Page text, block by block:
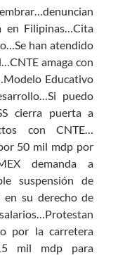
en Filipinas…Cita
han atendido
amaga con
Educativo
puedo
cierra puerta a
con CNTE…
50 mil mdp por
demanda a
suspensión de
en su derecho de
por la carretera
mil mdp para